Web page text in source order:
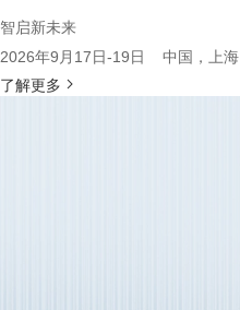
智启新未来
2026年9月17日-19日 中国，上海
了解更多